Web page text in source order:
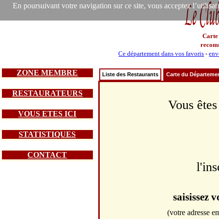
En poursuivant votre navigation sur ce site, vous acceptez
Carte
Ce département dans vos favoris -
ZONE MEMBRE
RESTAURATEURS
VOUS ETES ICI
STATISTIQUES
CONTACT
Liste des Restaurants Carte du
Vous
saisissez
(votre adresse